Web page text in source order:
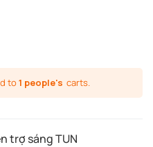
to1 people's carts.
trợ sáng TUN